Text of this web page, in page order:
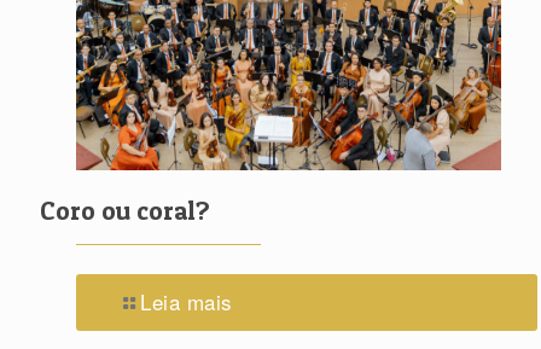
Coro ou coral?
Leia mais